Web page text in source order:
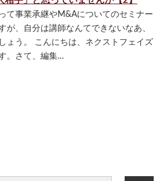
て事業承継やM&Aについてのセミナー
が、自分は講師なんてできないなあ、
ょう。 こんにちは、ネクストフェイズ
。さて、編集…